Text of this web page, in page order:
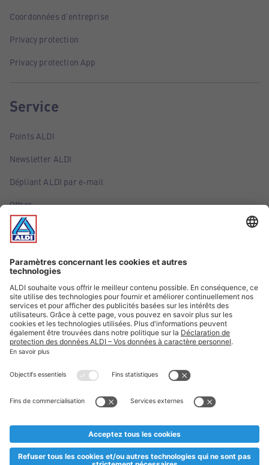
Coordonnées d'entreprise
Privacy protection
Privacy protection App
Service
Points ALDI
Newsletter ALDI
Dépliant ALDI par e-mail
Offres
Infos essentielles
Suivez ALDI Luxembourg
Textes marqués d'un astérisque et mentions légales
esoulaang bis de Stock eidel ass. Mir soen Iech Merci fir Äert
Planifikatioun ausverkaaft sollte sinn. De VALORLUX-Präis an
** Op dësem Site huet d'Benotze vun der männlecher Form eng
besser Liesbarkeet am Sënn an huet keng diskriminéierend